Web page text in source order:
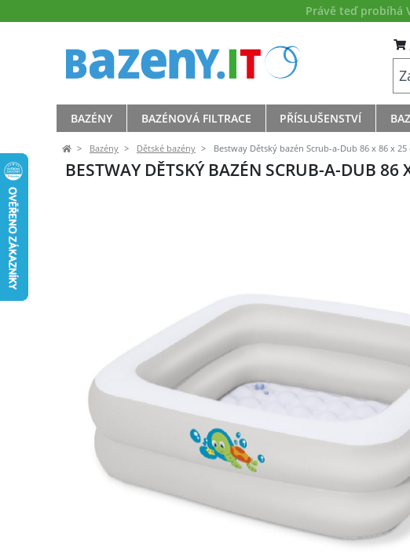
Právě teď probíhá
BAZÉNY BAZÉNOVÁ FILTRACE PŘÍSLUŠENSTVÍ
Bazény Dětské bazény Bestway Dětský bazén Scrub-a-Dub 86 x 86 x 25
BESTWAY DĚTSKÝ BAZÉN SCRUB-A-DUB 86